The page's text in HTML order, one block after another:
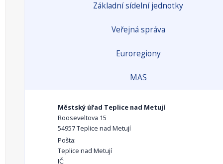
Základní sídelní jednotky
Veřejná správa
Euroregiony
MAS
Městský úřad Teplice nad Metují
Rooseveltova 15
54957 Teplice nad Metují
Pošta:
Teplice nad Metují
IČ: